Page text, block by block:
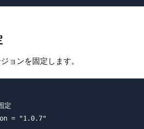
ョンを固定します。
定
= "1.0.7"